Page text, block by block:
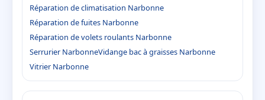
Réparation de climatisation Narbonne
Réparation de fuites Narbonne
Réparation de volets roulants Narbonne
Serrurier NarbonneVidange bac à graisses Narbonne
Vitrier Narbonne